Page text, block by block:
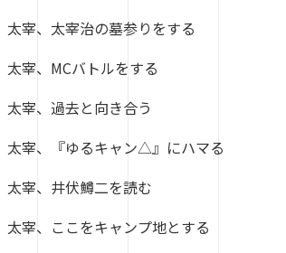
宰、太宰治の墓参りをする
宰、MCバトルをする
宰、過去と向き合う
宰、『ゆるキャン△』にハマる
宰、井伏鱒二を読む
宰、ここをキャンプ地とする